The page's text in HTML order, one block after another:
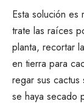
Esta solución es
trate las raíces
planta, recortar
en tierra para
regar sus
se haya secado